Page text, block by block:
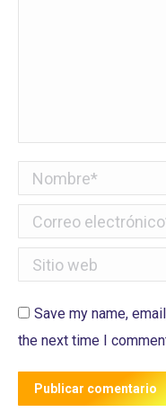
Nombre *
Correo electrónico
Sitio web
Save my name,
the next time I
Publicar comentario